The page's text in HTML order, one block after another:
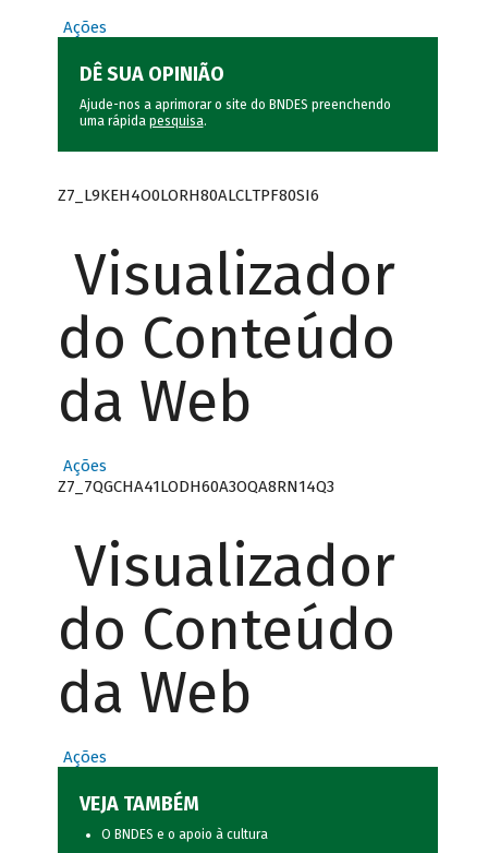
Ações
DÊ SUA OPINIÃO
Ajude-nos a aprimorar o site do BNDES preenchendo
uma rápida pesquisa.
Z7_L9KEH4O0LORH80ALCLTPF80SI6
Visualizador
do Conteúdo
da Web
Ações
Z7_7QGCHA41LODH60A3OQA8RN14Q3
Visualizador
do Conteúdo
da Web
Ações
VEJA TAMBÉM
O BNDES e o apoio à cultura